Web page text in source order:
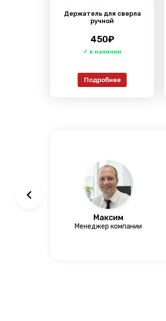
Держатель для сверла
ручной
450₽
Подробнее
Максим
Менеджер компании